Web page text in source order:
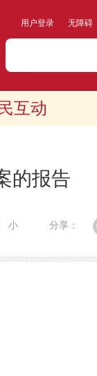
用户登录 无障碍
互动
的报告
分享：
小